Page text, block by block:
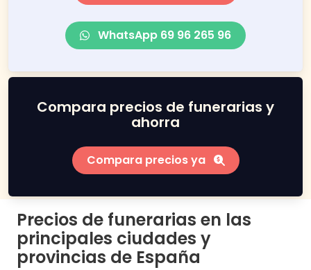
WhatsApp 69 96 265 96
Compara precios de funerarias y
ahorra
Compara precios ya
Precios de funerarias en las
principales ciudades y
provincias de España